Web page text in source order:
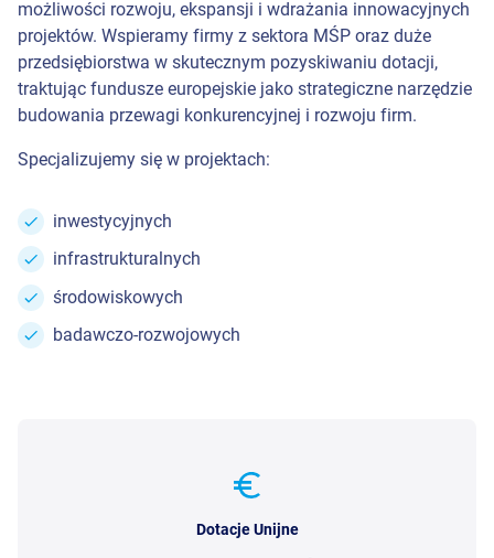
możliwości rozwoju, ekspansji i wdrażania innowacyjnych
projektów. Wspieramy firmy z sektora MŚP oraz duże
przedsiębiorstwa w skutecznym pozyskiwaniu dotacji,
traktując fundusze europejskie jako strategiczne narzędzie
budowania przewagi konkurencyjnej i rozwoju firm.
Specjalizujemy się w projektach:
inwestycyjnych
infrastrukturalnych
środowiskowych
badawczo-rozwojowych
Dotacje Unijne